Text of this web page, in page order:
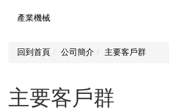
產業機械
回到首頁 公司簡介 主要客戶群
主要客戶群